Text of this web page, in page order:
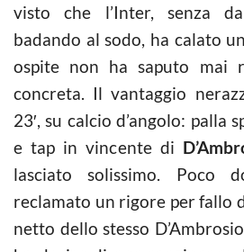
visto che l’Inter, senza
badando al sodo, ha calato
ospite non ha saputo mai
concreta. Il vantaggio
23′, su calcio d’angolo: palla
e tap in vincente di
lasciato solissimo. Poco
reclamato un rigore per fallo
netto dello stesso